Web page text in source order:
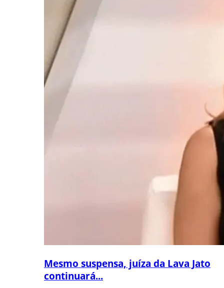
Mesmo suspensa, juíza da Lava Jato
continuará...